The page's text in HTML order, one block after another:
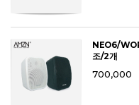
NEO6/
조/2개
700,000